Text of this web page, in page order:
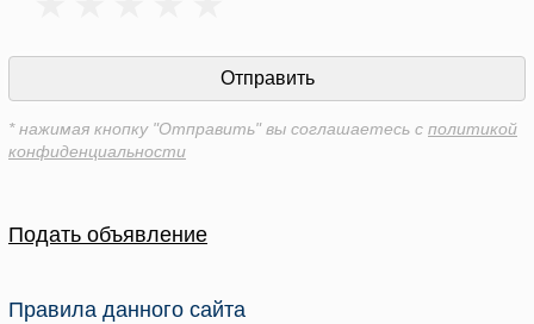
* нажимая кнопку "Отправить" вы соглашаетесь с политикой
конфиденциальности
Подать объявление
Правила данного сайта